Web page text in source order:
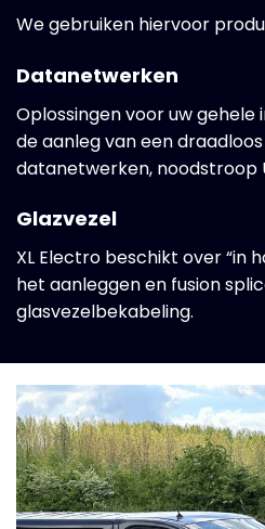
We gebruiken hiervoor
Datanetwerken
Oplossingen voor uw
de aanleg van een
datanetwerken, noodstroop
Glazvezel
XL Electro beschikt over “in
het aanleggen en fusion
glasvezelbekabeling.